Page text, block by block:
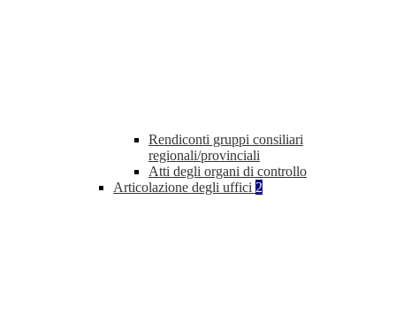
Rendiconti gruppi consiliari
regionali/provinciali
Atti degli organi di controllo
Articolazione degli uffici 2